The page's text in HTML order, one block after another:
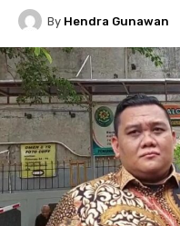
By Hendra Gunawan